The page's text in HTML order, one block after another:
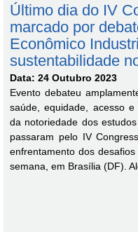
Último dia do IV
marcado por
Econômico
sustentabilidade
Data: 24 Outubro 2023
Evento debateu
saúde, equidade, acesso
da notoriedade dos
passaram pelo IV
enfrentamento dos
semana, em Brasília (DF).